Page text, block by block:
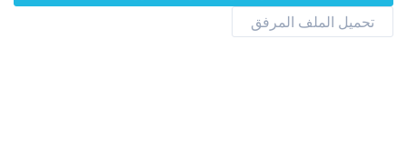
تحميل الملف المرفق